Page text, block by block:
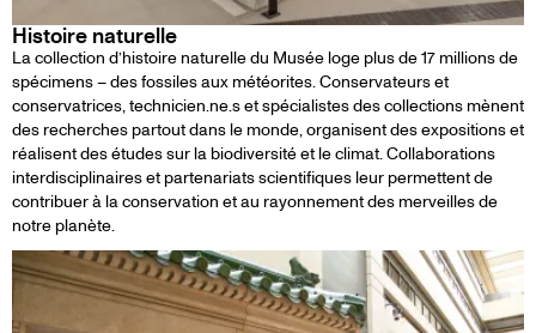
Histoire naturelle
La collection d’histoire naturelle du Musée loge plus de 17 millions de
spécimens – des fossiles aux météorites. Conservateurs et
conservatrices, technicien.ne.s et spécialistes des collections mènent
des recherches partout dans le monde, organisent des expositions et
réalisent des études sur la biodiversité et le climat. Collaborations
interdisciplinaires et partenariats scientifiques leur permettent de
contribuer à la conservation et au rayonnement des merveilles de
notre planète.